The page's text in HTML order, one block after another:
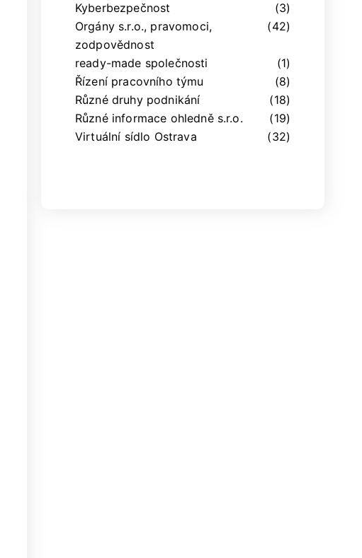
Kyberbezpečnost
(3)
Orgány s.r.o., pravomoci,
zodpovědnost
(42)
ready-made společnosti
(1)
Řízení pracovního týmu
(8)
Různé druhy podnikání
(18)
Různé informace ohledně s.r.o.
(19)
Virtuální sídlo Ostrava
(32)